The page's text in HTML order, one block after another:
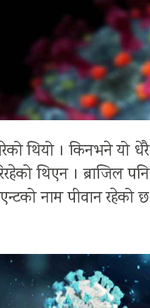
थियो । किनभने यो धेरै
थिएन । ब्राजिल पनि
नाम पीवान रहेको छ